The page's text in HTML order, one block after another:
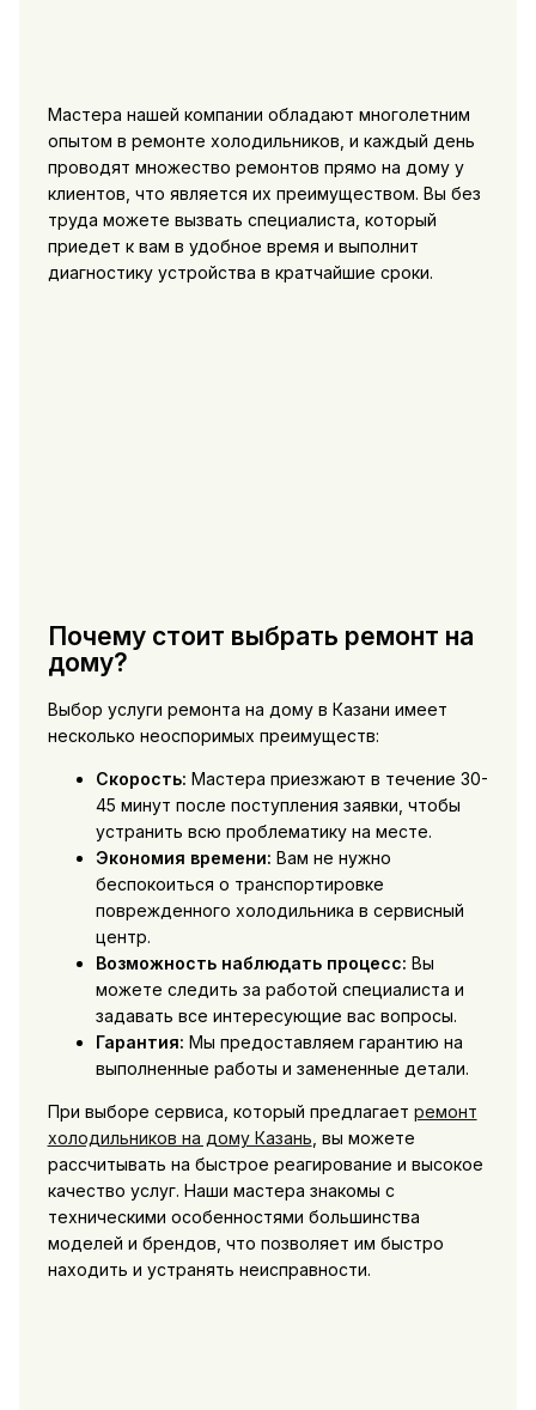
Мастера нашей компании обладают многолетним
опытом в ремонте холодильников, и каждый день
проводят множество ремонтов прямо на дому у
клиентов, что является их преимуществом. Вы без
труда можете вызвать специалиста, который
приедет к вам в удобное время и выполнит
диагностику устройства в кратчайшие сроки.
Почему стоит выбрать ремонт на
дому?
Выбор услуги ремонта на дому в Казани имеет
несколько неоспоримых преимуществ:
Скорость: Мастера приезжают в течение 30-
45 минут после поступления заявки, чтобы
устранить всю проблематику на месте.
Экономия времени: Вам не нужно
беспокоиться о транспортировке
поврежденного холодильника в сервисный
центр.
Возможность наблюдать процесс: Вы
можете следить за работой специалиста и
задавать все интересующие вас вопросы.
Гарантия: Мы предоставляем гарантию на
выполненные работы и замененные детали.
При выборе сервиса, который предлагает ремонт
холодильников на дому Казань , вы можете
рассчитывать на быстрое реагирование и высокое
качество услуг. Наши мастера знакомы с
техническими особенностями большинства
моделей и брендов, что позволяет им быстро
находить и устранять неисправности.